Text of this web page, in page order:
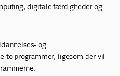
digitale færdigheder og
og
to programmer, ligesom der vil